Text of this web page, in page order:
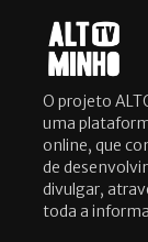
O projeto
uma
online, que
de
divulgar,
toda a